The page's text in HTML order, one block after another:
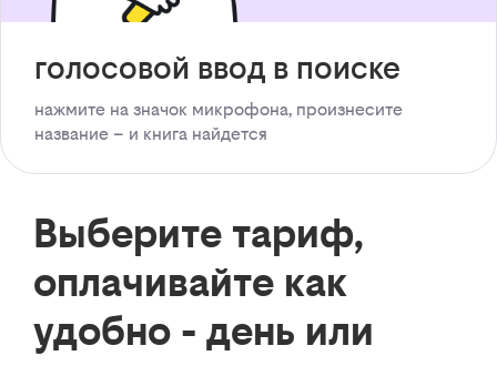
голосовой ввод в поиске
нажмите на значок микрофона, произнесите
название – и книга найдется
Выберите тариф,
оплачивайте как
удобно - день или